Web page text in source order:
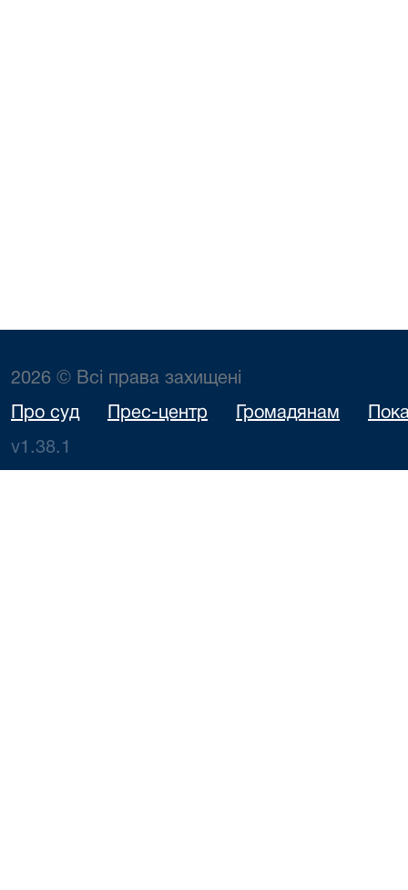
2026 © Всі права захищені
Про суд Прес-центр Громадянам
v1.38.1